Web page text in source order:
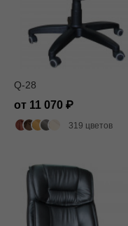
Q-28
от 11 070
319 цветов